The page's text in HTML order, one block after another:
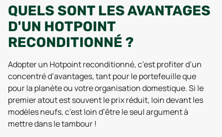
QUELS SONT LES AVANTAGES
D'UN HOTPOINT
RECONDITIONNÉ ?
Adopter un Hotpoint reconditionné, c’est profiter d’un
concentré d’avantages, tant pour le portefeuille que
pour la planète ou votre organisation domestique. Si le
premier atout est souvent le prix réduit, loin devant les
modèles neufs, c’est loin d’être le seul argument à
mettre dans le tambour !